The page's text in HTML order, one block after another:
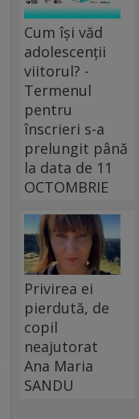
Cum își văd
adolescenții
viitorul? -
Termenul
pentru
înscrieri s-a
prelungit până
la data de 11
OCTOMBRIE
Privirea ei
pierdută, de
copil
neajutorat
Ana Maria
SANDU